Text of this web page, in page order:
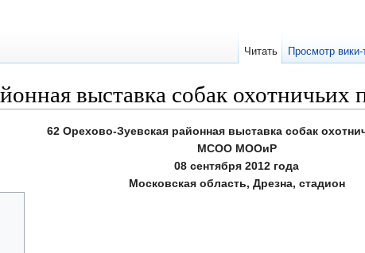
выставка собак охотничьих
62 Орехово-Зуевская районная выставка собак
МСОО МООиР
08 сентября 2012 года
Московская область, Дрезна, стадион
Читать Просмотр вики-